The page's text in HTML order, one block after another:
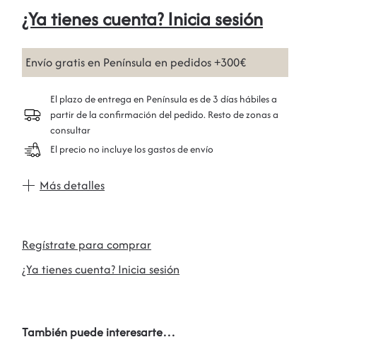
¿Ya tienes cuenta? Inicia sesión
Envío gratis en Península en pedidos +300€
El plazo de entrega en Península es de 3 días hábiles a
partir de la confirmación del pedido. Resto de zonas a
consultar
El precio no incluye los gastos de envío
Más detalles
Regístrate para comprar
¿Ya tienes cuenta? Inicia sesión
También puede interesarte…